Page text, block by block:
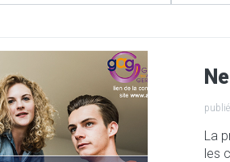
La
les